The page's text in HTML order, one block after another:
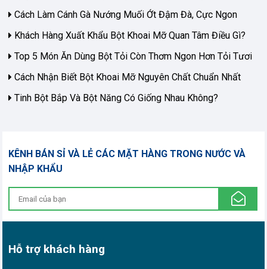
Cách Làm Cánh Gà Nướng Muối Ớt Đậm Đà, Cực Ngon
Khách Hàng Xuất Khẩu Bột Khoai Mỡ Quan Tâm Điều Gì?
Top 5 Món Ăn Dùng Bột Tỏi Còn Thơm Ngon Hơn Tỏi Tươi
Cách Nhận Biết Bột Khoai Mỡ Nguyên Chất Chuẩn Nhất
Tinh Bột Bắp Và Bột Năng Có Giống Nhau Không?
KÊNH BÁN SỈ VÀ LẺ CÁC MẶT HÀNG TRONG NƯỚC VÀ
NHẬP KHẨU
Hỗ trợ khách hàng